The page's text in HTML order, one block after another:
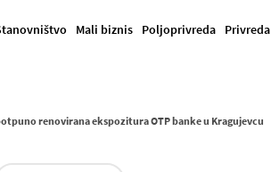
Mali biznis Poljoprivreda Privreda
renovirana ekspozitura OTP banke u Kragujevcu